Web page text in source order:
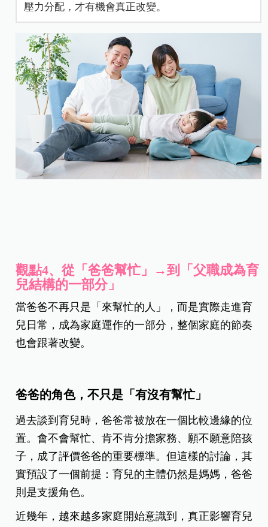
壓力分配，才有機會真正改變。
觀點4、從「爸爸幫忙」 →到「父職成為育
兒結構的一部分」
當爸爸不再只是「來幫忙的人」，而是實際走進育
兒日常，成為家庭運作的一部分，整個家庭的節奏
也會跟著改變。
爸爸的角色，不只是「有沒有幫忙」
過去談到育兒時，爸爸常被放在一個比較邊緣的位
置。會不會幫忙、肯不肯分擔家務、願不願意陪孩
子，成了評價爸爸的重要標準。但這樣的討論，其
實預設了一個前提：育兒的主體仍然是媽媽，爸爸
則是支援角色。
近幾年，越來越多家庭開始意識到，真正影響育兒